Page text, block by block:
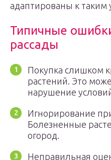
адаптированы к таким
Типичные
рассады
Покупка слишком
растений. Это
нарушение
Игнорирование
Болезненные
огород.
Неправильная